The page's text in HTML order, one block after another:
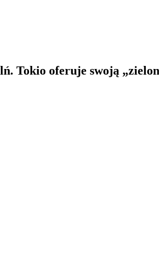
Tokio oferuje swoją